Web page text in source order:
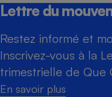
Lettre du
Restez informé et
Inscrivez-vous à la
trimestrielle de Que
En savoir plus